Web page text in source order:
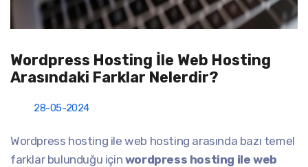
Wordpress Hosting İle Web Hosting
Arasındaki Farklar Nelerdir?
28-05-2024
Wordpress hosting ile web hosting arasında bazı temel
farklar bulunduğu için wordpress hosting ile web